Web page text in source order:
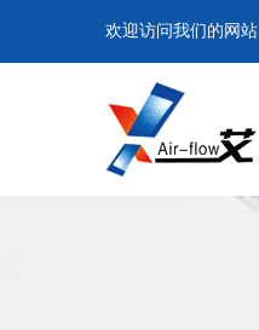
欢迎访问我们的网站